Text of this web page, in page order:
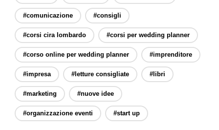
#comunicazione #consigli
#corsi cira lombardo #corsi per wedding planner
#corso online per wedding planner #imprenditore
#impresa #letture consigliate #libri
#marketing #nuove idee
#organizzazione eventi #start up